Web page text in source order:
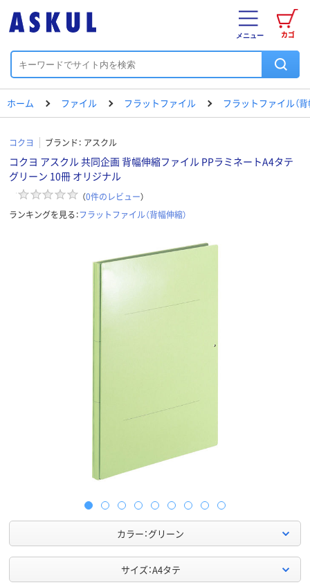
カゴ
メニュー
ホーム ファイル フラットファイル フラットファイル（背
コクヨ ブランド： アスクル
コクヨ アスクル 共同企画 背幅伸縮ファイル PPラミネートA4タテ
グリーン 10冊 オリジナル
（0件のレビュー）
ランキングを見る：フラットファイル（背幅伸縮）
カラー：グリーン
サイズ：A4タテ